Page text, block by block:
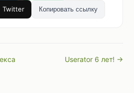
Twitter Копировать ссылку
Userator 6 лет! →